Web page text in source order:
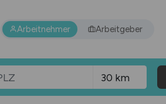
Arbeitnehmer Arbeitgeber